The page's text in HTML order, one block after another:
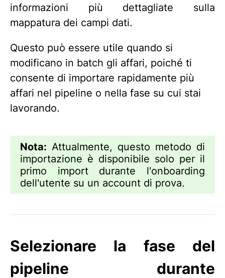
informazioni più dettagliate sulla
mappatura dei campi dati.
Questo può essere utile quando si
modificano in batch gli affari, poiché ti
consente di importare rapidamente più
affari nel pipeline o nella fase su cui stai
lavorando.
Nota: Attualmente, questo metodo di
importazione è disponibile solo per il
primo import durante l'onboarding
dell'utente su un account di prova.
Selezionare la fase del
pipeline durante